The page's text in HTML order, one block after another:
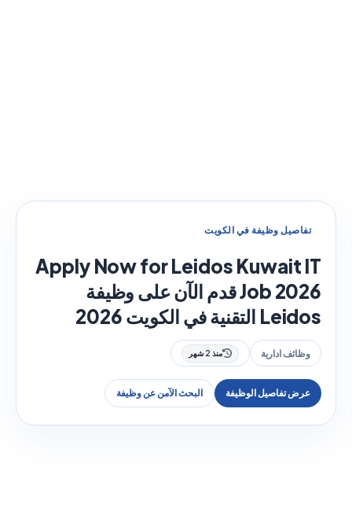
تفاصيل وظيفة في الكويت
Apply Now for Leidos Kuwait IT
Job 2026 قدم الآن على وظيفة
Leidos التقنية في الكويت 2026
وظائف ادارية منذ 2 شهر
عرض تفاصيل الوظيفة البحث الآمن عن وظيفة